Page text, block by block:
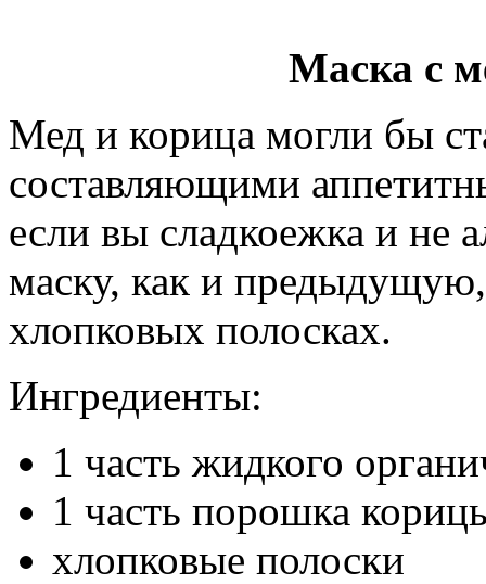
Маска с
Мед и корица могли бы
составляющими
если вы сладкоежка и не
маску, как и
хлопковых полосках.
Ингредиенты:
1 часть жидкого
1 часть порошка
хлопковые полоски